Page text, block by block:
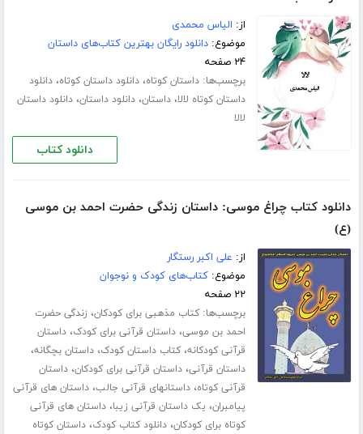
از: الیاس محمدی
موضوع:دانلود رایگان بهترین کتاب‌های داستان
۲۴ صفحه
برچسب‌ها:داستان کوتاه،دانلود داستان کوتاه،دانلود
داستان کوتاه لالا،داستان،دانلود داستان،دانلود داستان
لالا
دانلود کتاب
دانلود کتاب چراغ موسی: داستان زندگی حضرت احمد بن موسی
(ع)
از: علی اکبر رستگار
موضوع:کتاب‌های کودک و نوجوان
۲۲ صفحه
برچسب‌ها:کتاب مذهبی برای کودکان، زندگی حضرت
احمد بن موسی،داستان قرآنی برای کودک،داستان
قرآنی کودکانه،کتاب داستان کودک،داستان بچگانه،
داستان قرآنی،داستان قرآنی برای کودکان،داستان
قرآنی کوتاه،داستانهای قرآنی جالب،داستان های قرآنی
پیامبران، یک داستان قرآنی زیبا،داستان های قرآنی
کوتاه برای کودکان،دانلود کتاب کودک،داستان کوتاه